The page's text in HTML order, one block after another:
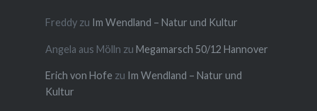
Freddyzu Im Wendland – Natur und Kultur
Angela aus Mölln zu Megamarsch 50/12 Hannover
Erich von Hofe zu Im Wendland – Natur und
Kultur